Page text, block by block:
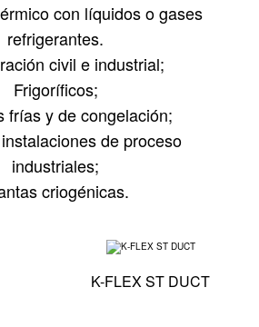
con líquidos o gases
refrigerantes.
civil e industrial;
Frigoríficos;
frías y de congelación;
de proceso
industriales;
criogénicas.
Especificaciones técnicas - K-FLEX S1
K-FLEX ST DUCT